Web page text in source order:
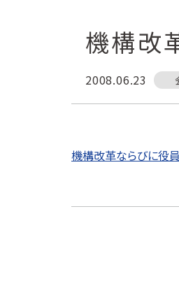
機構改
2008.06.23
機構改革ならびに役